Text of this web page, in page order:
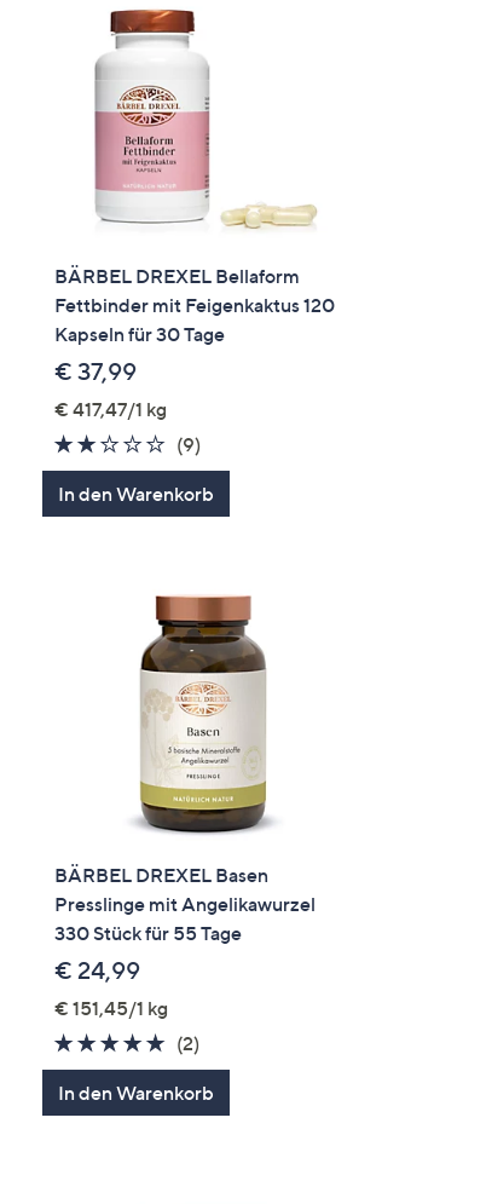
BÄRBEL DREXEL Bellaform
Fettbinder mit Feigenkaktus 120
Kapseln für 30 Tage
€ 37,99
€ 417,47/1 kg
1.8
von
5
(9)
Bewertungen
In den Warenkorb
BÄRBEL DREXEL Basen
Presslinge mit Angelikawurzel
330 Stück für 55 Tage
€ 24,99
€ 151,45/1 kg
5.0
von
5
(2)
Bewertungen
In den Warenkorb